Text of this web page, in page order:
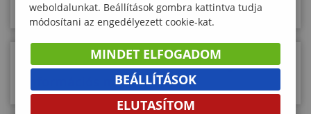
felhívás!
Nemzeti Kutatási Kiválósági Program
információs nap 2025.03.04.
weboldalunkat. Beállítások gombra kattintva tudja
módosítani az engedélyezett cookie-kat.
MINDET ELFOGADOM
BEÁLLÍTÁSOK
ELUTASÍTOM